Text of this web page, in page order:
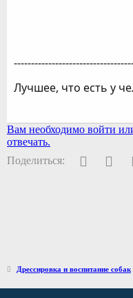
Лучшее, что есть у
Вам необходимо войти
отвечать.
Поделиться:
Facebook
Дрессировка и воспитание собак